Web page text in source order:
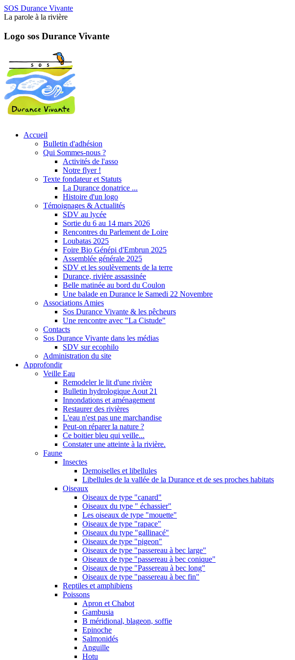
SOS Durance Vivante
La parole à la rivière
Logo sos Durance Vivante
Accueil
Bulletin d'adhésion
Qui Sommes-nous ?
Activités de l'asso
Notre flyer !
Texte fondateur et Statuts
La Durance donatrice ...
Histoire d'un logo
Témoignages & Actualités
SDV au lycée
Sortie du 6 au 14 mars 2026
Rencontres du Parlement de Loire
Loubatas 2025
Foire Bio Génépi d'Embrun 2025
Assemblée générale 2025
SDV et les soulèvements de la terre
Durance, rivière assassinée
Belle matinée au bord du Coulon
Une balade en Durance le Samedi 22 Novembre
Associations Amies
Sos Durance Vivante & les pêcheurs
Une rencontre avec "La Cistude"
Contacts
Sos Durance Vivante dans les médias
SDV sur ecophilo
Administration du site
Approfondir
Veille Eau
Remodeler le lit d'une rivière
Bulletin hydrologique Aout 21
Innondations et aménagement
Restaurer des rivières
L'eau n'est pas une marchandise
Peut-on réparer la nature ?
Ce boitier bleu qui veille...
Constater une atteinte à la rivière.
Faune
Insectes
Demoiselles et libellules
Libellules de la vallée de la Durance et de ses proches habitats
Oiseaux
Oiseaux de type "canard"
Oiseaux du type " échassier"
Les oiseaux de type "mouette"
Oiseaux de type "rapace"
Oiseaux du type "gallinacé"
Oiseaux de type "pigeon"
Oiseaux de type "passereau à bec large"
Oiseaux de type "passereau à bec conique"
Oiseaux de type "Passereau à bec long"
Oiseaux de type "passereau à bec fin"
Reptiles et amphibiens
Poissons
Apron et Chabot
Gambusia
B méridional, blageon, soffie
Epinoche
Salmonidés
Anguille
Hotu